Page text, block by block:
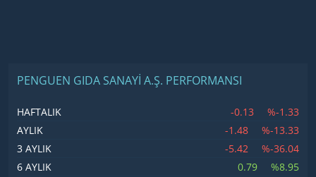
PENGUEN GIDA SANAYI A.Ş. PERFORMANSI
HAFTALIK -0.13
%-1.33
AYLIK
-1.48
%-13.33
3 AYLIK
-5.42
%-36.04
6 AYLIK
0.79
%8.95